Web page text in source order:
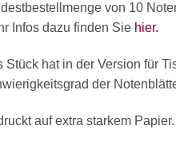
von 10
Infos dazu finden Sie hier.
Stück hat in der Version für
der
auf extra starkem Papier.